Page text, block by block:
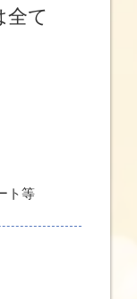
全て
ト等